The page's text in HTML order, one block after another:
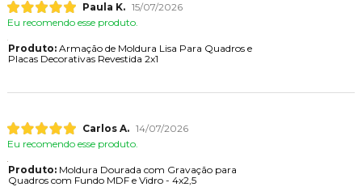
Paula K. 15/07/2026
Eu recomendo esse produto.
Produto:Armação de Moldura Lisa Para Quadros e
Placas Decorativas Revestida 2x1
Carlos A. 14/07/2026
Eu recomendo esse produto.
Produto:Moldura Dourada com Gravação para
Quadros com Fundo MDF e Vidro - 4x2,5